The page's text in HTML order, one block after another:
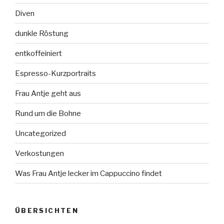
Diven
dunkle Röstung
entkoffeiniert
Espresso-Kurzportraits
Frau Antje geht aus
Rund um die Bohne
Uncategorized
Verkostungen
Was Frau Antje lecker im Cappuccino findet
ÜBERSICHTEN